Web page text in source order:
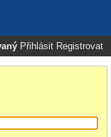
Přihlásit Registrovat